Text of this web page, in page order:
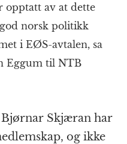
opptatt av at dette
norsk politikk
i EØS-avtalen, sa
Eggum til NTB
Bjørnar Skjæran har
og ikke